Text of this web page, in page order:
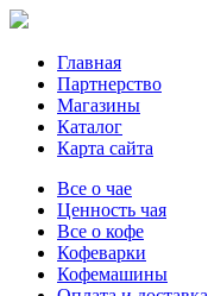
Главная
Партнерство
Магазины
Каталог
Карта сайта
Все о чае
Ценность чая
Все о кофе
Кофеварки
Кофемашины